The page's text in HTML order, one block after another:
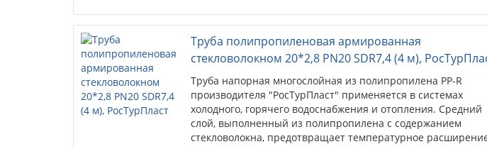
Труба полипропиленовая армированная стекловолокном
20*2,8 PN20 SDR7,4 (4 м), РосТурПласт
Труба напорная многослойная из полипропилена PP-R
производителя "РосТурПласт" применяется в системах холодного,
горячего водоснабжения и отопления. Средний слой,
выполненный из полипропилена с содержанием
стекловолокна, предотвращает температурное расширение